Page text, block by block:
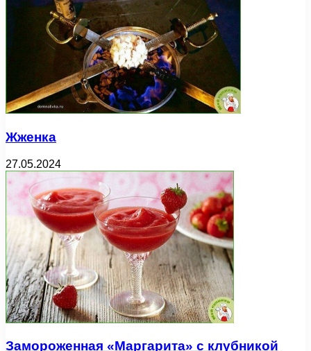
Жженка
27.05.2024
Замороженная «Маргарита» с клубникой